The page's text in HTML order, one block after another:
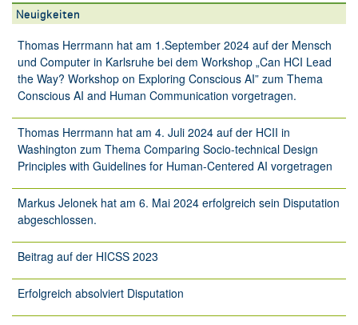
Neuigkeiten
Thomas Herrmann hat am 1.September 2024 auf der Mensch
und Computer in Karlsruhe bei dem Workshop „Can HCI Lead
the Way? Workshop on Exploring Conscious AI” zum Thema
Conscious AI and Human Communication vorgetragen.
Thomas Herrmann hat am 4. Juli 2024 auf der HCII in
Washington zum Thema Comparing Socio-technical Design
Principles with Guidelines for Human-Centered AI vorgetragen
Markus Jelonek hat am 6. Mai 2024 erfolgreich sein Disputation
abgeschlossen.
Beitrag auf der HICSS 2023
Erfolgreich absolviert Disputation